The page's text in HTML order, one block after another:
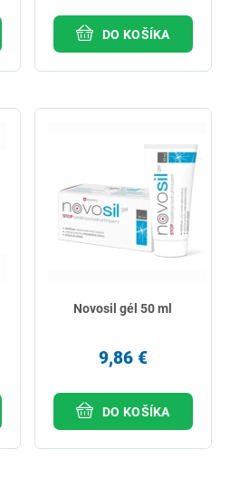
DO KOŠÍKA
Novosil gél 50 ml
9,86 €
DO KOŠÍKA